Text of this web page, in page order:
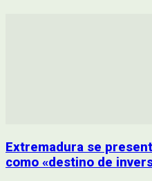
Extremadura se
como «destino de